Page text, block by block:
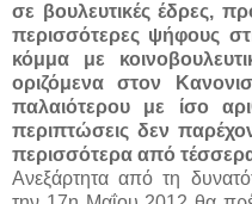
σε βουλευτικές έδρες,
περισσότερες ψήφους
κόμμα με
οριζόμενα στον
παλαιότερου με ίσο
περιπτώσεις δεν
περισσότερα από
Ανεξάρτητα από τη